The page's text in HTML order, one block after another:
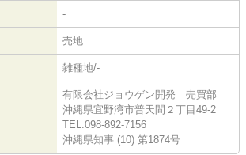
-
売地
雑種地/-
有限会社ジョウゲン開発 売買部
沖縄県宜野湾市普天間２丁目49-2
TEL:098-892-7156
沖縄県知事 (10) 第1874号